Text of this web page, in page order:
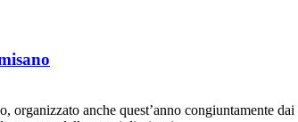
anche quest’anno congiuntamente